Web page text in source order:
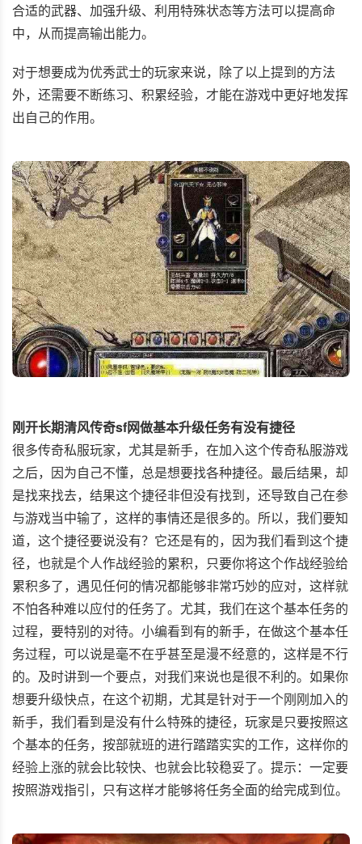
合适的武器、加强升级、利用特殊状态等方法可以提高命
中，从而提高输出能力。
对于想要成为优秀武士的玩家来说，除了以上提到的方法
外，还需要不断练习、积累经验，才能在游戏中更好地发挥
出自己的作用。
刚开长期清风传奇sf网做基本升级任务有没有捷径
很多传奇私服玩家，尤其是新手，在加入这个传奇私服游戏
之后，因为自己不懂，总是想要找各种捷径。最后结果，却
是找来找去，结果这个捷径非但没有找到，还导致自己在参
与游戏当中输了，这样的事情还是很多的。所以，我们要知
道，这个捷径要说没有？它还是有的，因为我们看到这个捷
径，也就是个人作战经验的累积，只要你将这个作战经验给
累积多了，遇见任何的情况都能够非常巧妙的应对，这样就
不怕各种难以应付的任务了。尤其，我们在这个基本任务的
过程，要特别的对待。小编看到有的新手，在做这个基本任
务过程，可以说是毫不在乎甚至是漫不经意的，这样是不行
的。及时讲到一个要点，对我们来说也是很不利的。如果你
想要升级快点，在这个初期，尤其是针对于一个刚刚加入的
新手，我们看到是没有什么特殊的捷径，玩家是只要按照这
个基本的任务，按部就班的进行踏踏实实的工作，这样你的
经验上涨的就会比较快、也就会比较稳妥了。提示：一定要
按照游戏指引，只有这样才能够将任务全面的给完成到位。